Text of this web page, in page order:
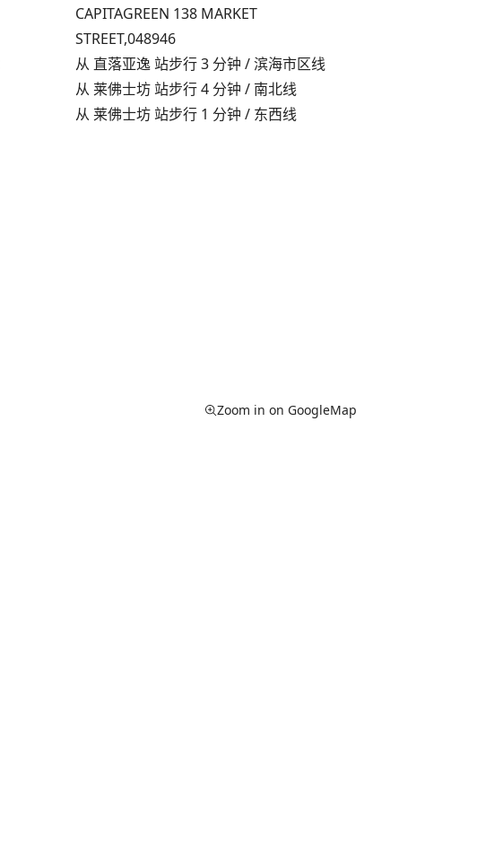
CAPITAGREEN 138 MARKET
STREET,048946
从 直落亚逸 站步行 3 分钟 / 滨海市区线
从 莱佛士坊 站步行 4 分钟 / 南北线
从 莱佛士坊 站步行 1 分钟 / 东西线
Zoom in on GoogleMap